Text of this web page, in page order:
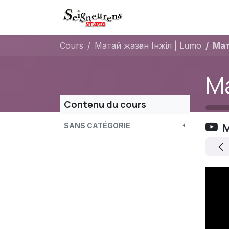
Cours Матай жазған Інжіл | Lumo
Contenu du cours
SANS CATÉGORIE